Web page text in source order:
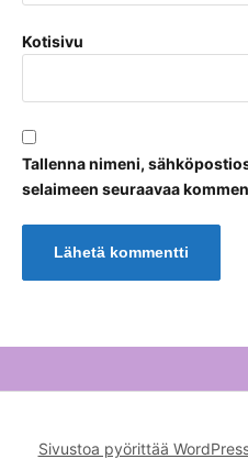
Kotisivu
Tallenna nimeni,
selaimeen seuraavaa
Sivustoa pyörittää